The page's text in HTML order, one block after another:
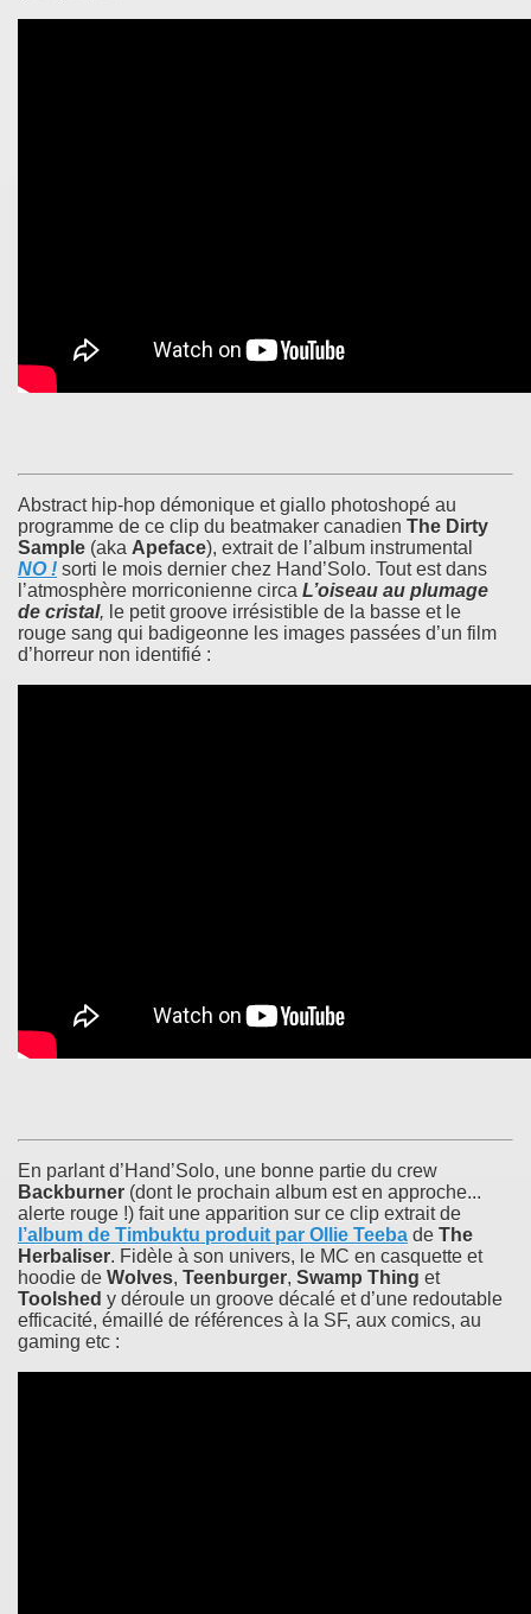
Abstract hip-hop démonique et giallo photoshopé au
programme de ce clip du beatmaker canadien The Dirty
Sample (aka Apeface), extrait de l’album instrumental
NO ! sorti le mois dernier chez Hand’Solo. Tout est dans
l’atmosphère morriconienne circa L’oiseau au plumage
de cristal, le petit groove irrésistible de la basse et le
rouge sang qui badigeonne les images passées d’un film
d’horreur non identifié :
En parlant d’Hand’Solo, une bonne partie du crew
Backburner (dont le prochain album est en approche...
alerte rouge !) fait une apparition sur ce clip extrait de
l’album de Timbuktu produit par Ollie Teeba de The
Herbaliser. Fidèle à son univers, le MC en casquette et
hoodie de Wolves, Teenburger, Swamp Thing et
Toolshed y déroule un groove décalé et d’une redoutable
efficacité, émaillé de références à la SF, aux comics, au
gaming etc :